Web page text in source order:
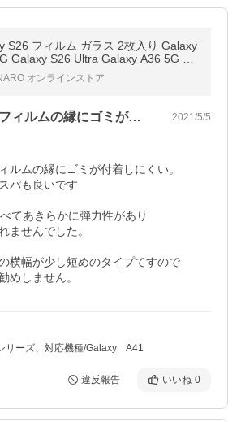
S26 フィルム ガラス 2枚入り Galaxy
Galaxy S26 Ultra Galaxy A36 5G A5
A25 5G A23 5G A53 5G フィルム
A32 5G A52 強化ガラス
オンラインストア
貼りやすいし、フィルムの縁にゴミが付着… 2021/5/5
ルムの縁にゴミが付着しにくい。
パも良いです
てあきらかに弾力性があり
ませんでした。
横幅が少し短めのタイプてすので
めしません。
リーズ、対応機種/Galaxy A41
違反報告 いいね 0